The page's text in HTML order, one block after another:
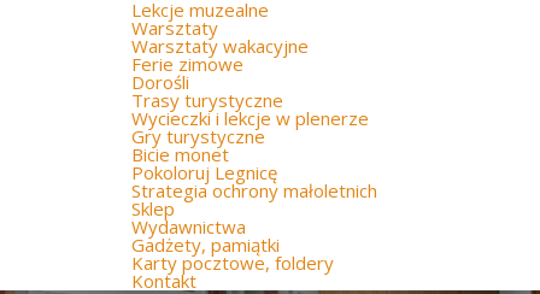
Lekcje muzealne
Warsztaty
Warsztaty wakacyjne
Ferie zimowe
Dorośli
Trasy turystyczne
Wycieczki i lekcje w plenerze
Gry turystyczne
Bicie monet
Pokoloruj Legnicę
Strategia ochrony małoletnich
Sklep
Wydawnictwa
Gadżety, pamiątki
Karty pocztowe, foldery
Kontakt